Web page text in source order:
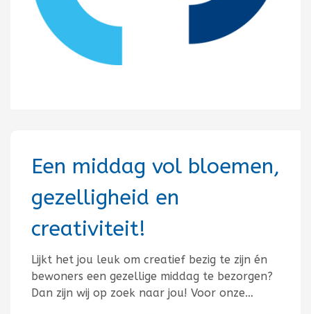
Een middag vol bloemen,
gezelligheid en
creativiteit!
Lijkt het jou leuk om creatief bezig te zijn én
bewoners een gezellige middag te bezorgen?
Dan zijn wij op zoek naar jou! Voor onze…